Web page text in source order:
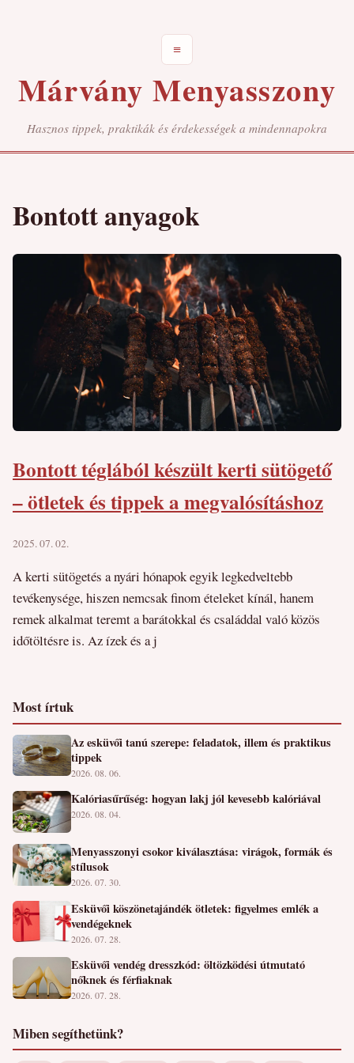
≡
Márvány Menyasszony
Hasznos tippek, praktikák és érdekességek a mindennapokra
Bontott anyagok
Bontott téglából készült kerti sütögető
– ötletek és tippek a megvalósításhoz
2025. 07. 02.
A kerti sütögetés a nyári hónapok egyik legkedveltebb
tevékenysége, hiszen nemcsak finom ételeket kínál, hanem
remek alkalmat teremt a barátokkal és családdal való közös
időtöltésre is. Az ízek és a j
Most írtuk
Az esküvői tanú szerepe: feladatok, illem és praktikus
tippek
2026. 08. 06.
Kalóriasűrűség: hogyan lakj jól kevesebb kalóriával
2026. 08. 04.
Menyasszonyi csokor kiválasztása: virágok, formák és
stílusok
2026. 07. 30.
Esküvői köszönetajándék ötletek: figyelmes emlék a
vendégeknek
2026. 07. 28.
Esküvői vendég dresszkód: öltözködési útmutató
nőknek és férfiaknak
2026. 07. 28.
Miben segíthetünk?